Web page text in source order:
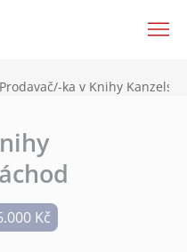
Prodavač/-ka v Knihy
Kč